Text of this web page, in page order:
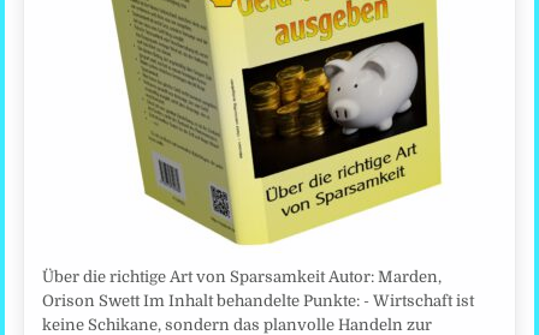
Über die richtige Art von Sparsamkeit Autor: Marden,
Orison Swett Im Inhalt behandelte Punkte: - Wirtschaft ist
keine Schikane, sondern das planvolle Handeln zur